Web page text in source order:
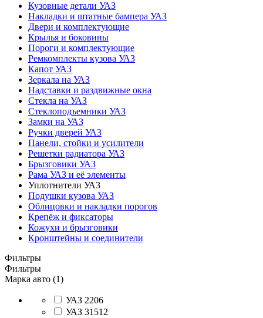
Кузовные детали УАЗ
Накладки и штатные бампера УАЗ
Двери и комплектующие
Крылья и боковины
Пороги и комплектующие
Ремкомплекты кузова УАЗ
Капот УАЗ
Зеркала на УАЗ
Надставки и раздвижные окна
Стекла на УАЗ
Стеклоподъемники УАЗ
Замки на УАЗ
Ручки дверей УАЗ
Панели, стойки и усилители
Решетки радиатора УАЗ
Брызговики УАЗ
Рама УАЗ и её элементы
Уплотнители УАЗ
Подушки кузова УАЗ
Облицовки и накладки порогов
Крепёж и фиксаторы
Кожухи и брызговики
Кронштейны и соединители
Фильтры
Фильтры
Марка авто (1)
УАЗ 2206
УАЗ 31512